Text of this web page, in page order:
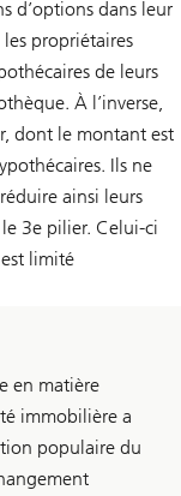
d’options dans leur
propriétaires
de leurs
À l’inverse,
dont le montant est
Ils ne
ainsi leurs
3e pilier. Celui-ci
limité
en matière
immobilière a
populaire du